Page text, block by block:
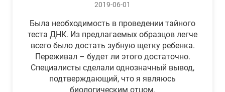
2019-06-01
Была необходимость в проведении тайного
теста ДНК. Из предлагаемых образцов легче
всего было достать зубную щетку ребенка.
Переживал – будет ли этого достаточно.
Специалисты сделали однозначный вывод,
подтверждающий, что я являюсь
биологическим отцом.